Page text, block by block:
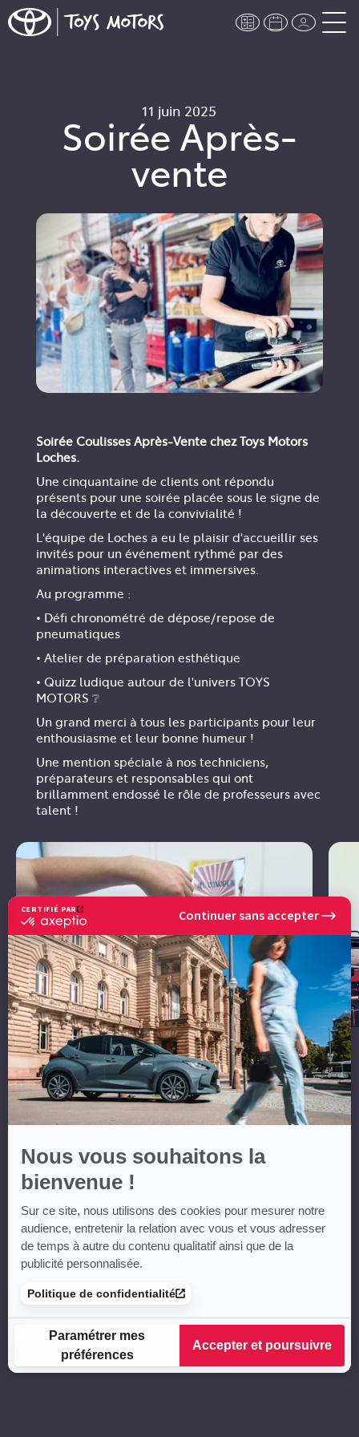
CERTIFIÉ PAR
certifié
Axeptio
-
En
savoir
plus
sur
Axeptio
Continuer sans accepter
Nous vous souhaitons la
bienvenue !
Sur ce site, nous utilisons des cookies pour mesurer notre
audience, entretenir la relation avec vous et vous adresser
de temps à autre du contenu qualitatif ainsi que de la
publicité personnalisée.
Politique de confidentialité
Paramétrer mes
préférences
Accepter et poursuivre
11 juin 2025
Soirée Après-
vente
Soirée Coulisses Après-Vente chez Toys Motors
Loches.
Une cinquantaine de clients ont répondu
présents pour une soirée placée sous le signe de
la découverte et de la convivialité !
L'équipe de Loches a eu le plaisir d'accueillir ses
invités pour un événement rythmé par des
animations interactives et immersives.
Au programme :
• Défi chronométré de dépose/repose de
pneumatiques
• Atelier de préparation esthétique
• Quizz ludique autour de l'univers TOYS
MOTORS ❔
Un grand merci à tous les participants pour leur
enthousiasme et leur bonne humeur !
Une mention spéciale à nos techniciens,
préparateurs et responsables qui ont
brillamment endossé le rôle de professeurs avec
talent !